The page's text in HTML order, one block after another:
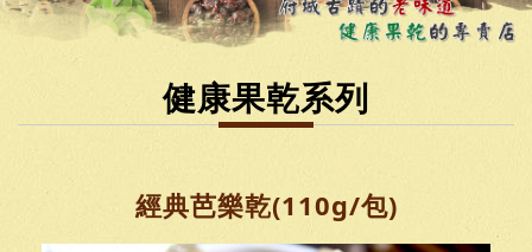
健康果乾系列
經典芭樂乾(110g/包)